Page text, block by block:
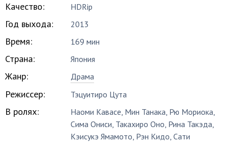
Качество: HDRip
Год выхода: 2013
Время: 169 мин
Страна: Япония
Жанр: Драма
Режиссер: Тэцуитиро Цута
В ролях: Наоми Кавасе, Мин Танака, Рю Мориока,
Сима Ониси, Такахиро Оно, Рина Такэда,
Кэисукэ Ямамото, Рэн Кидо,Сати